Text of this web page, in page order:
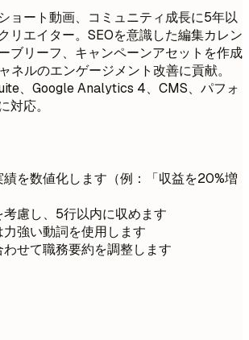
ョート動画、コミュニティ成長に5年以
リエイター。SEOを意識した編集カレン
ブリーフ、キャンペーンアセットを作成
ネルのエンゲージメント改善に貢献。
、Google Analytics 4、CMS、パフォ
対応。
を数値化します（例：「収益を20%増
慮し、5行以内に収めます
強い動詞を使用します
せて職務要約を調整します